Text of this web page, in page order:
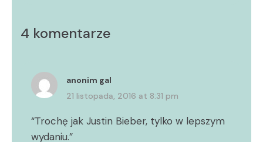
4 komentarze
anonim gal
21 listopada, 2016 at 8:31 pm
“Trochę jak Justin Bieber, tylko w lepszym
wydaniu.”